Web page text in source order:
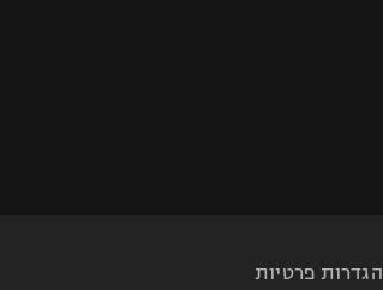
הגדרות פרטיות